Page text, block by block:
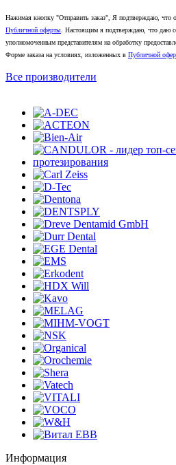
Нажимая кнопку "Отправить заказ", Я подтверждаю, что
Публичной оферты. Настоящим я подтверждаю, что даю
уполномоченным представителям на обработку
Форме заказа на условиях, изложенных в Публичной
Все производители
Информация